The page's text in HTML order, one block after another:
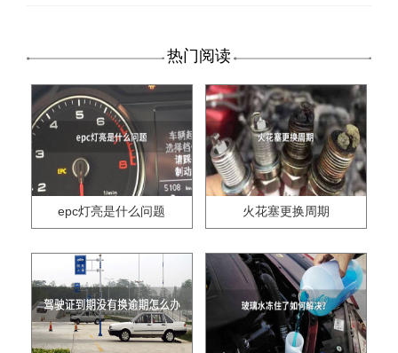
热门阅读
epc灯亮是什么问题 火花塞更换周期